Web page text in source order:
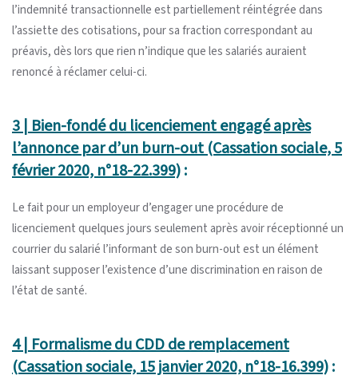
l’indemnité transactionnelle est partiellement réintégrée dans
l’assiette des cotisations, pour sa fraction correspondant au
préavis, dès lors que rien n’indique que les salariés auraient
renoncé à réclamer celui-ci.
3 | Bien-fondé du licenciement engagé après
l’annonce par d’un burn-out (Cassation sociale, 5
février 2020, n°18-22.399):
Le fait pour un employeur d’engager une procédure de
licenciement quelques jours seulement après avoir réceptionné un
courrier du salarié l’informant de son burn-out est un élément
laissant supposer l’existence d’une discrimination en raison de
l’état de santé.
4 | Formalisme du CDD de remplacement
(Cassation sociale, 15 janvier 2020, n°18-16.399):